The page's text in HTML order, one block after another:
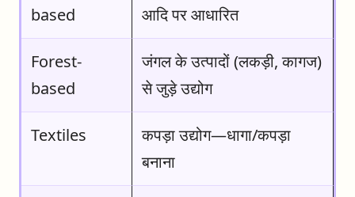
based
आदि पर आधारित
Forest-
based
जंगल के उत्पादों (लकड़ी, कागज)
से जुड़े उद्योग
Textiles
कपड़ा उद्योग—धागा/कपड़ा
बनाना